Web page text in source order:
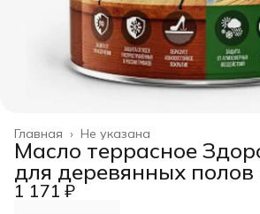
Не указана
Главная ›
Масло террасное
для деревянных полов
1 171 ₽